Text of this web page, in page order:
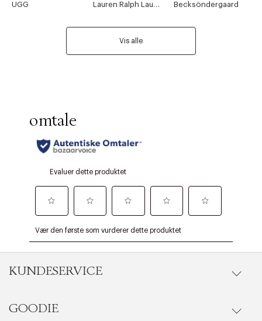
UGG
Lauren Ralph Lauren Becksöndergaard
Vis alle
KUNDESERVICE
Gå til kundeservice
GOODIE